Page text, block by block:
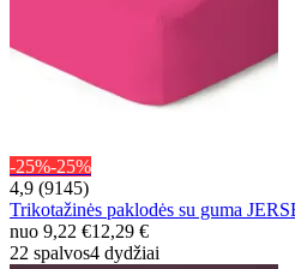
-25%-25%
4,9 (9145)
Trikotažinės paklodės su guma
nuo 9,22 €12,29 €
22 spalvos4 dydžiai